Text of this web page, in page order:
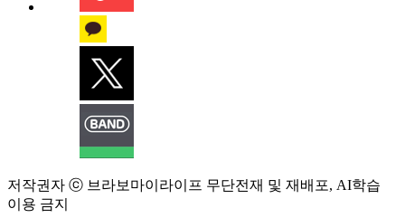
저작권자 ⓒ 브라보마이라이프 무단전재 및 재배포, AI학습
이용 금지